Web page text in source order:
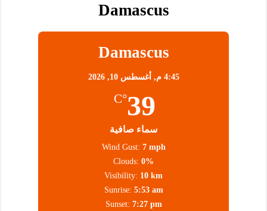
Damascus
Damascus
4:45 م, أغسطس 10, 2026
39
°C
سماء صافية
Wind Gust: 7 mph
Clouds: 0%
Visibility: 10 km
Sunrise: 5:53 am
Sunset: 7:27 pm